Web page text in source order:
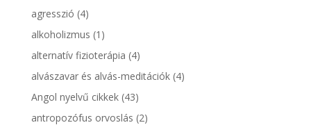
agresszió (4)
alkoholizmus (1)
alternatív fizioterápia (4)
alvászavar és alvás-meditációk(4)
Angol nyelvű cikkek(43)
antropozófus orvoslás (2)